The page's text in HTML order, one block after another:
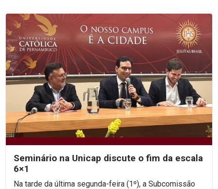
Seminário na Unicap discute o fim da escala
6×1
Na tarde da última segunda-feira (1º), a Subcomissão